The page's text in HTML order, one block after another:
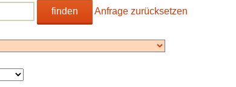
finden Anfrage zurücksetzen